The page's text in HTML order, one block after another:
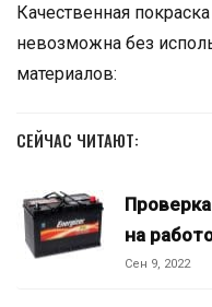
Качественная
невозможна без
материалов:
СЕЙЧАС ЧИТАЮТ:
на
Сен 9, 2022